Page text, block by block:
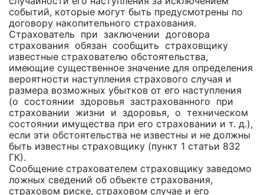
событий, которые могут быть предусмотрены по
договору накопительного страхования.
Страхователь при заключении договора
страхования обязан сообщить страховщику
известные страхователю обстоятельства,
имеющие существенное значение для определения
вероятности наступления страхового случая и
размера возможных убытков от его наступления
(о состоянии здоровья застрахованного при
страховании жизни и здоровья, о техническом
состоянии имущества при его страховании и т. д.),
если эти обстоятельства не известны и не должны
быть известны страховщику (пункт 1 статьи 832
ГК).
Сообщение страхователем страховщику заведомо
ложных сведений об объекте страхования,
страховом риске, страховом случае и его